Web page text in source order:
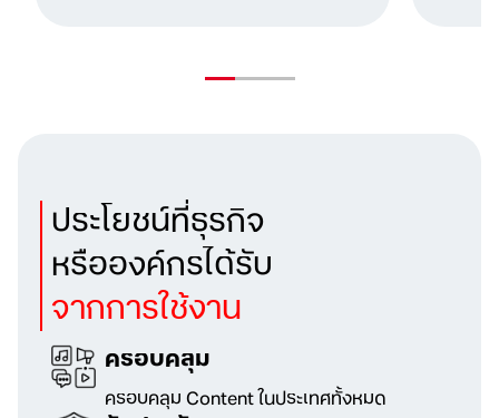
ประโยชน์ที่ธุรกิจ
หรือองค์กรได้รับ
จากการใช้งาน
ครอบคลุม
ครอบคลุม Content ในประเทศทั้งหมด